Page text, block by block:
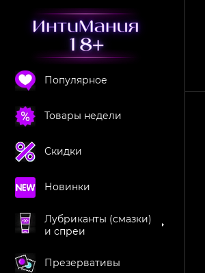
Популярное
Товары недели
Скидки
Новинки
Лубриканты (смазки)
и спреи
Презервативы